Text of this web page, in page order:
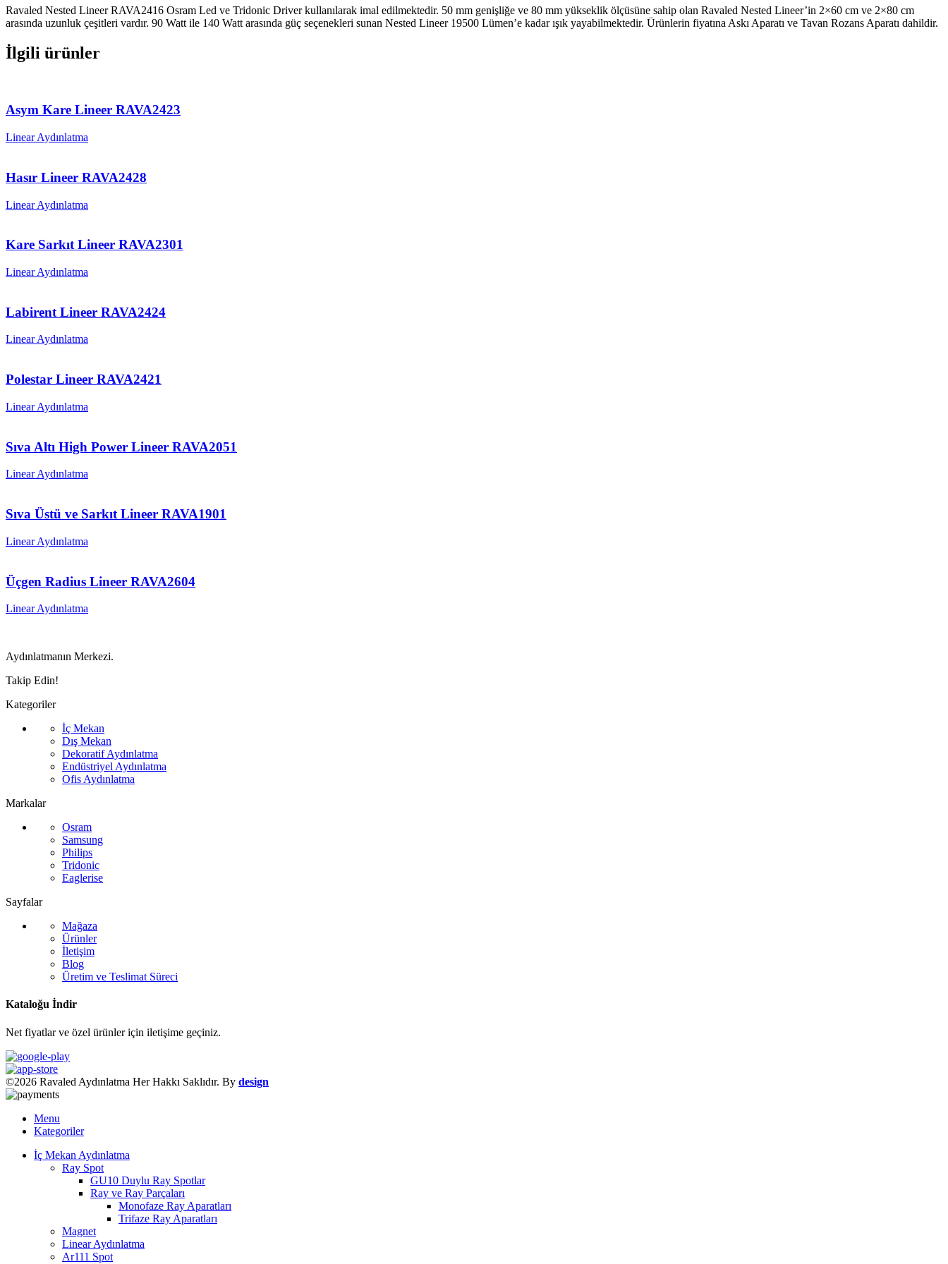
Ravaled Nested Lineer RAVA2416 Osram Led ve Tridonic Driver kullanılarak imal edilmektedir. 50 mm genişliğe ve 80 mm yükseklik ölçüsüne sahip olan Ravaled Nested Lineer’in 2×60 cm ve 2×80 cm
arasında uzunluk çeşitleri vardır. 90 Watt ile 140 Watt arasında güç seçenekleri sunan Nested Lineer 19500 Lümen’e kadar ışık yayabilmektedir. Ürünlerin fiyatına Askı Aparatı ve Tavan Rozans Aparatı dahildir.
İlgili ürünler
Asym Kare Lineer RAVA2423
Linear Aydınlatma
Hasır Lineer RAVA2428
Linear Aydınlatma
Kare Sarkıt Lineer RAVA2301
Linear Aydınlatma
Labirent Lineer RAVA2424
Linear Aydınlatma
Polestar Lineer RAVA2421
Linear Aydınlatma
Sıva Altı High Power Lineer RAVA2051
Linear Aydınlatma
Sıva Üstü ve Sarkıt Lineer RAVA1901
Linear Aydınlatma
Üçgen Radius Lineer RAVA2604
Linear Aydınlatma
Aydınlatmanın Merkezi.
Takip Edin!
Kategoriler
İç Mekan
Dış Mekan
Dekoratif Aydınlatma
Endüstriyel Aydınlatma
Ofis Aydınlatma
Markalar
Osram
Samsung
Philips
Tridonic
Eaglerise
Sayfalar
Mağaza
Ürünler
İletişim
Blog
Üretim ve Teslimat Süreci
Kataloğu İndir
Net fiyatlar ve özel ürünler için iletişime geçiniz.
©2026 Ravaled Aydınlatma Her Hakkı Saklıdır. By design
Menu
Kategoriler
İç Mekan Aydınlatma
Ray Spot
GU10 Duylu Ray Spotlar
Ray ve Ray Parçaları
Monofaze Ray Aparatları
Trifaze Ray Aparatları
Magnet
Linear Aydınlatma
Ar111 Spot